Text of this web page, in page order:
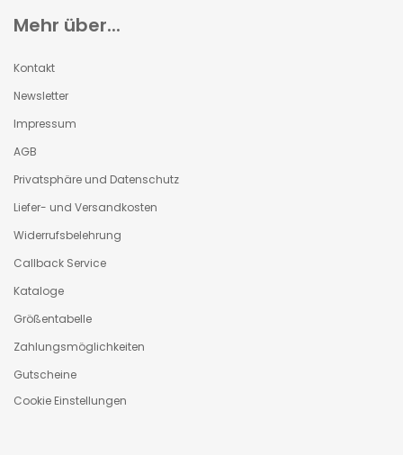
Mehr über...
Kontakt
Newsletter
Impressum
AGB
Privatsphäre und Datenschutz
Liefer- und Versandkosten
Widerrufsbelehrung
Callback Service
Kataloge
Größentabelle
Zahlungsmöglichkeiten
Gutscheine
Cookie Einstellungen